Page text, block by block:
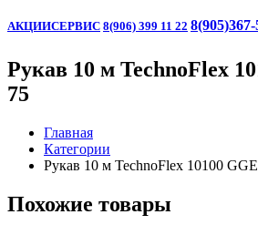
АКЦИИСЕРВИС 8(906) 399 11 22
Рукав 10 м TechnoFlex
75
Главная
Категории
Рукав 10 м TechnoFlex 10100
Похожие товары